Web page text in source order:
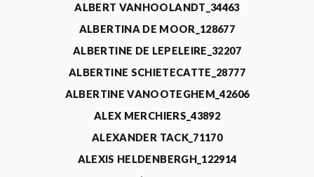
ALBERT VANHOOLANDT_34463
ALBERTINA DE MOOR_128677
ALBERTINE DE LEPELEIRE_32207
ALBERTINE SCHIETECATTE_28777
ALBERTINE VANOOTEGHEM_42606
ALEX MERCHIERS_43892
ALEXANDER TACK_71170
ALEXIS HELDENBERGH_122914